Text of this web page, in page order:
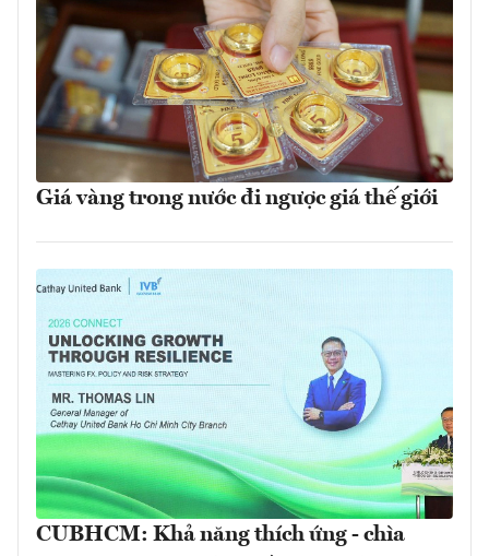
Giá vàng trong nước đi ngược giá thế giới
CUBHCM: Khả năng thích ứng - chìa